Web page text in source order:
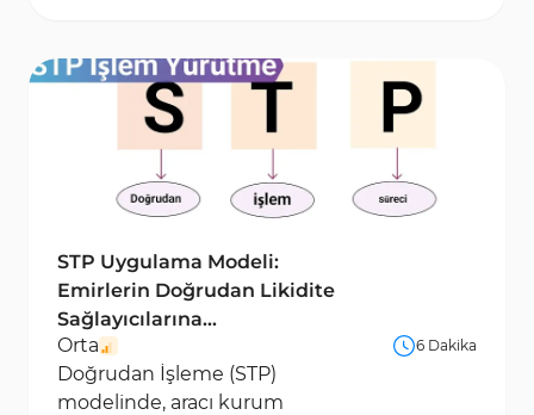
STP Uygulama Modeli:
Emirlerin Doğrudan Likidite
Sağlayıcılarına
Yönlendirilmesi
Orta 6 Dakika
Doğrudan İşleme (STP)
modelinde, aracı kurum